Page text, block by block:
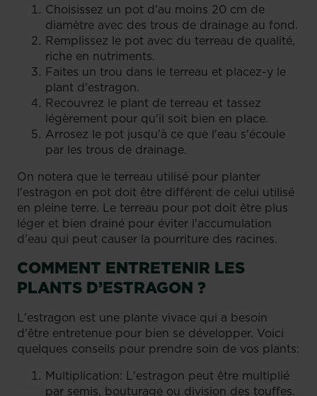
Choisissez un pot d'au moins 20 cm de
diamètre avec des trous de drainage au fond.
Remplissez le pot avec du terreau de qualité,
riche en nutriments.
Faites un trou dans le terreau et placez-y le
plant d'estragon.
Recouvrez le plant de terreau et tassez
légèrement pour qu'il soit bien en place.
Arrosez le pot jusqu'à ce que l'eau s'écoule
par les trous de drainage.
On notera que le terreau utilisé pour planter
l'estragon en pot doit être différent de celui utilisé
en pleine terre. Le terreau pour pot doit être plus
léger et bien drainé pour éviter l'accumulation
d'eau qui peut causer la pourriture des racines.
COMMENT ENTRETENIR LES
PLANTS D’ESTRAGON ?
L'estragon est une plante vivace qui a besoin
d'être entretenue pour bien se développer. Voici
quelques conseils pour prendre soin de vos plants:
Multiplication: L'estragon peut être multiplié
par semis, bouturage ou division des touffes.